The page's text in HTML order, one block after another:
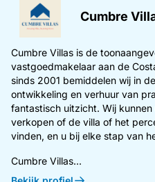
Cumbre
Cumbre Villas is de
vastgoedmakelaar aan de
sinds 2001 bemiddelen wij in
ontwikkeling en verhuur van
fantastisch uitzicht. Wij
verkopen of de villa of het
vinden, en u bij elke stap van
Cumbre Villas...